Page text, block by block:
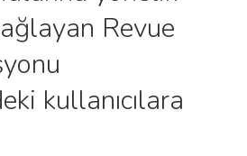
Revue
kullanıcılara